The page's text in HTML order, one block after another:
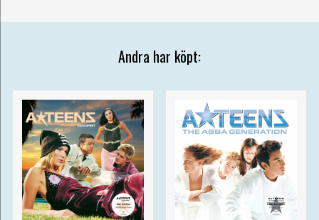
Andra har köpt: